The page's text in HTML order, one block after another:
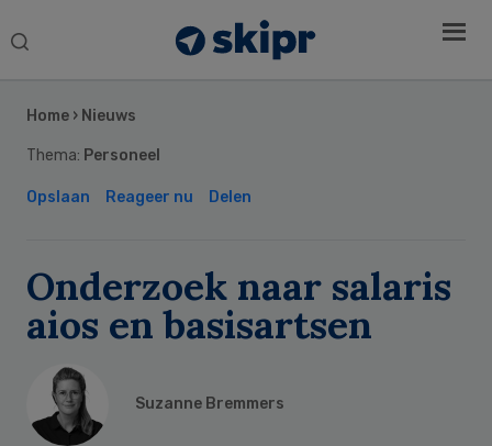
Search
Home › Nieuws
Thema: Personeel
Opslaan Reageer nu Delen
Onderzoek naar salaris
aios en basisartsen
Suzanne Bremmers
Sidebar